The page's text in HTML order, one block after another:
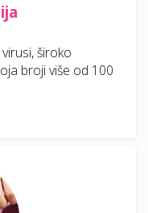
široko
broji više od 100